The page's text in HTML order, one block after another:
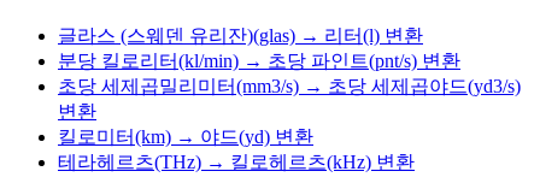
글라스 (스웨덴 유리잔)(glas) → 리터(l) 변환
분당 킬로리터(kl/min) → 초당 파인트(pnt/s) 변환
초당 세제곱밀리미터(mm3/s) → 초당 세제곱야드(yd3/s)
변환
킬로미터(km) → 야드(yd) 변환
테라헤르츠(THz) → 킬로헤르츠(kHz) 변환